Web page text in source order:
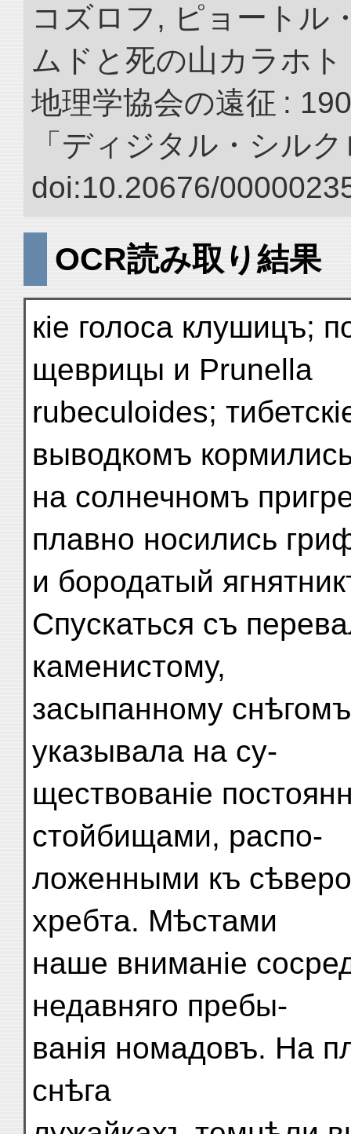
コズロフ, ピョートル
ムドと死の山カラホ
地理学協会の遠征 :
「ディジタル・シル
doi:10.20676/
OCR読み取り結果
кіе голоса клушицъ;
щеврицы и Prunella
rubeculoides;
выводкомъ
на солнечномъ
плавно носились
и бородатый
Спускаться съ
каменистому,
засыпанному
указывала на су-
ществованіе
стойбищами, распо-
ложенными къ
хребта. Мѣстами
наше вниманіе
недавняго пребы-
ванія номадовъ. На
снѣга